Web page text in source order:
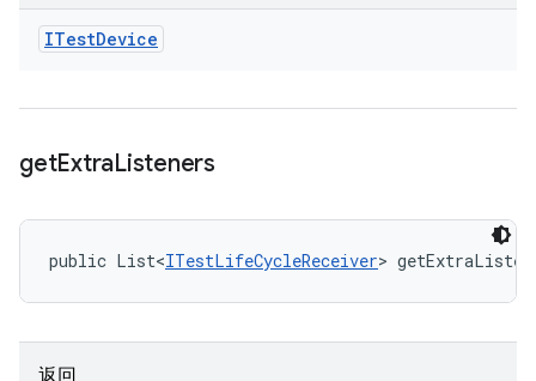
ITestDevice
getExtraListeners
public List<ITestLifeCycleReceiver>
返回